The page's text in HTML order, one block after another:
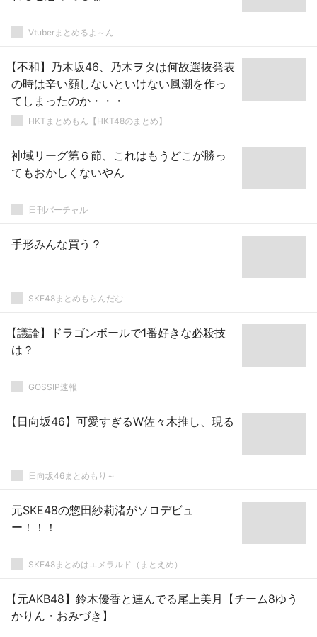
Vtuberまとめるよ～ん
【不和】乃木坂46、乃木ヲタは何故選抜発表
の時は辛い顔しないといけない風潮を作っ
てしまったのか・・・
HKTまとめもん【HKT48のまとめ】
神域リーグ第６節、これはもうどこが勝っ
てもおかしくないやん
日刊バーチャル
手形みんな買う？
SKE48まとめもらんだむ
【議論】ドラゴンボールで1番好きな必殺技
は？
GOSSIP速報
【日向坂46】可愛すぎるW佐々木推し、現る
日向坂46まとめもり～
元SKE48の惣田紗莉渚がソロデビュ
ー！！！
SKE48まとめはエメラルド（まとえめ）
【元AKB48】鈴木優香と連んでる尾上美月【チーム8ゆう
かりん・おみづき】